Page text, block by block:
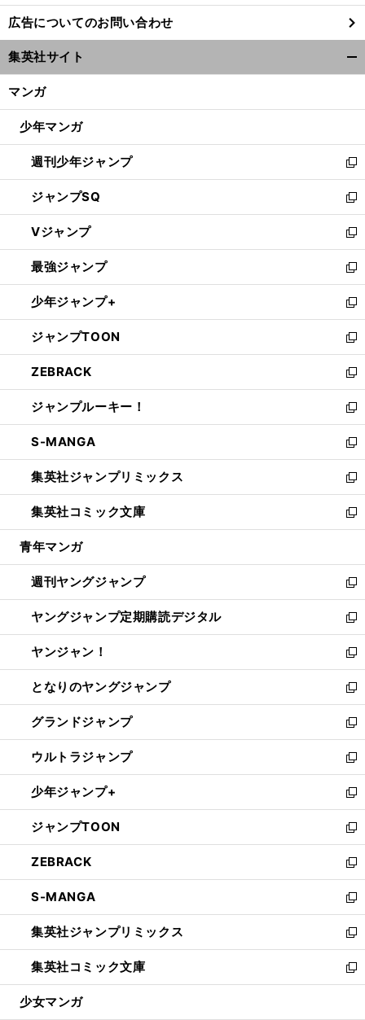
し
い
ウ
ィ
ン
ウ
開
く
広告についてのお問い合わせ
集英社サイト
マンガ
少年マンガ
週刊少年ジャンプ
新
し
い
ウ
ィ
ン
ド
ウ
で
開
く
ジャンプSQ
新
し
い
ウ
ィ
ン
ド
ウ
で
開
く
Vジャンプ
新
し
い
ウ
ィ
ン
ド
ウ
で
開
く
最強ジャンプ
新
し
い
ウ
ィ
ン
ド
ウ
で
開
く
少年ジャンプ+
新
し
い
ウ
ィ
ン
ド
ウ
で
開
く
ジャンプTOON
新
し
い
ウ
ィ
ン
ド
ウ
で
開
く
ZEBRACK
新
し
い
ウ
ィ
ン
ド
ウ
で
開
ジャンプルーキー！
新
し
い
ウ
ィ
ン
ド
ウ
開
く
S-MANGA
新
し
い
ウ
ィ
ン
ウ
で
開
く
集英社ジャンプリミックス
新
し
い
ウ
ン
ド
ウ
で
開
く
集英社コミック文庫
新
し
ウ
ィ
ン
ド
ウ
で
開
く
青年マンガ
週刊ヤングジャンプ
新
し
い
ウ
ィ
ン
ド
ウ
で
開
く
ヤングジャンプ定期購読デジタル
新
し
い
ウ
ィ
ン
ド
ウ
で
開
く
ヤンジャン！
新
し
い
ウ
ィ
ン
ド
ウ
で
開
く
となりのヤングジャンプ
新
し
い
ウ
ィ
ン
ド
ウ
で
開
く
グランドジャンプ
新
し
い
ウ
ィ
ン
ド
ウ
で
開
く
ウルトラジャンプ
新
し
い
ウ
ィ
ン
ド
ウ
で
開
く
少年ジャンプ+
新
し
い
ウ
ィ
ン
ド
ウ
で
開
く
ジャンプTOON
新
し
い
ウ
ィ
ン
ド
ウ
で
開
ZEBRACK
新
し
い
ウ
ィ
ン
ド
ウ
S-MANGA
新
し
い
ウ
ィ
ン
集英社ジャンプリミックス
新
し
い
ウ
集英社コミック文庫
新
し
少女マンガ